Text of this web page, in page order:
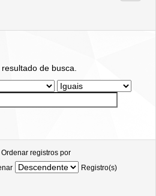
de busca.
Ordenar registros por
Registro(s)